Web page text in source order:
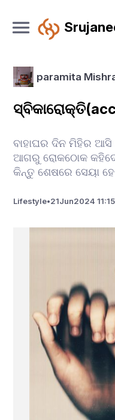
paramita
ବାହାଘର ଦିନ ମିହିର ଆସି
ଆଗରୁ ରୋକଠୋକ କହିଦେଇ
କିନ୍ତୁ ଶେଷରେ ସେୟା
Lifestyle•21Jun2024